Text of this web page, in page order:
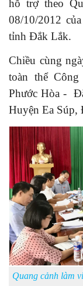
hỗ trợ theo
08/10/2012
tỉnh Đắk Lắk.
Chiều cùng
toàn thể
Phước Hòa -
Huyện Ea Súp,
Quang cảnh làm